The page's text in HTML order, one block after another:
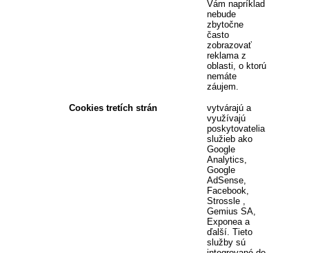
Vám napríklad
nebude
zbytočne
často
zobrazovať
reklama z
oblasti, o ktorú
nemáte
záujem.
Cookies tretích strán
vytvárajú a
využívajú
poskytovatelia
služieb ako
Google
Analytics,
Google
AdSense,
Facebook,
Strossle ,
Gemius SA,
Exponea a
ďalší. Tieto
služby sú